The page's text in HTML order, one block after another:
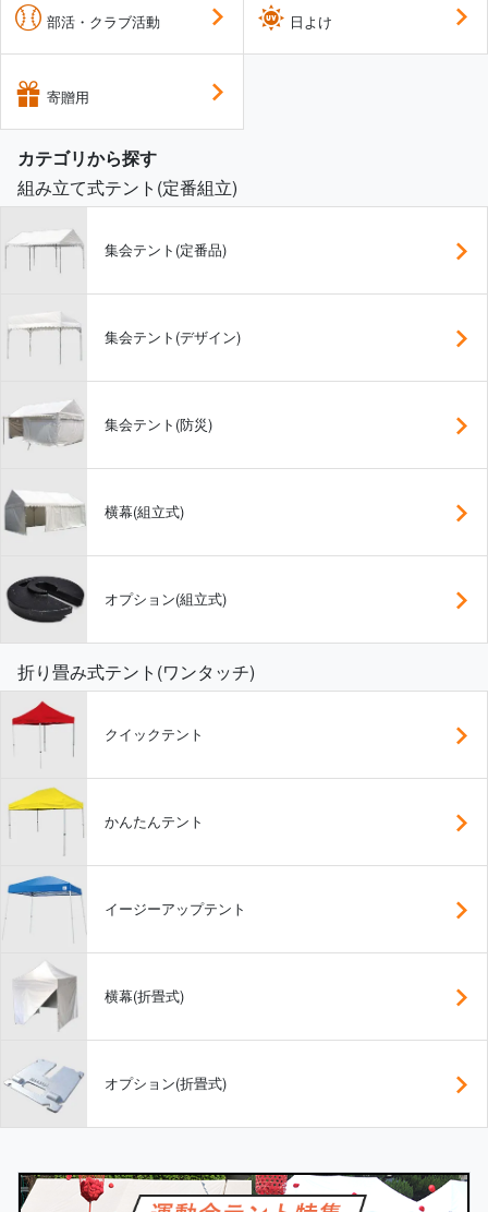
部活・クラブ活動
寄贈用
日よけ
カテゴリから探す
組み立て式テント(定番組立)
集会テント(定番品)
集会テント(デザイン)
集会テント(防災)
横幕(組立式)
オプション(組立式)
折り畳み式テント(ワンタッチ)
クイックテント
かんたんテント
イージーアップテント
横幕(折畳式)
オプション(折畳式)